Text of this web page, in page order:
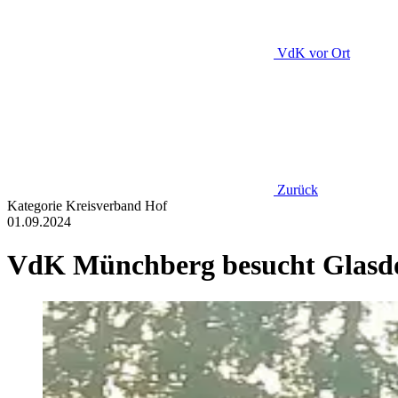
VdK vor Ort
Zurück
Kategorie Kreisverband Hof
01.09.2024
VdK Münchberg besucht